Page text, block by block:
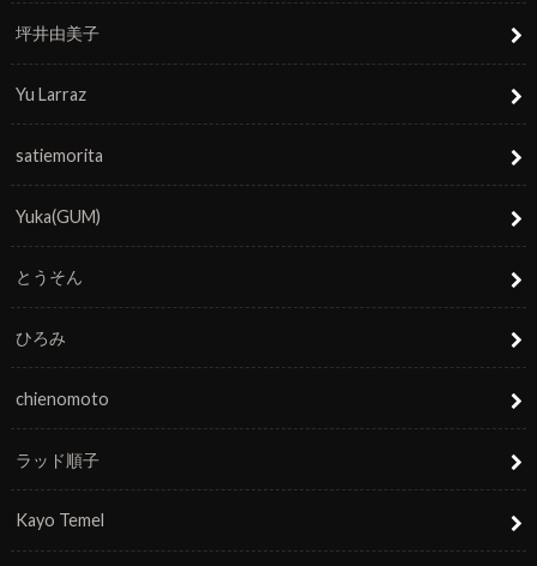
坪井由美子
Yu Larraz
satiemorita
Yuka(GUM)
とうそん
ひろみ
chienomoto
ラッド順子
Kayo Temel